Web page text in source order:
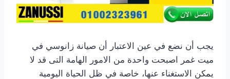
يجب أن نضع في عين الاعتبار أن صيانة زانوسي في
ميت غمر اصبحت واحدة من الامور الهامة التى قد لا
يمكن الاستغناء عنها، خاصة في ظل الحياة اليومية